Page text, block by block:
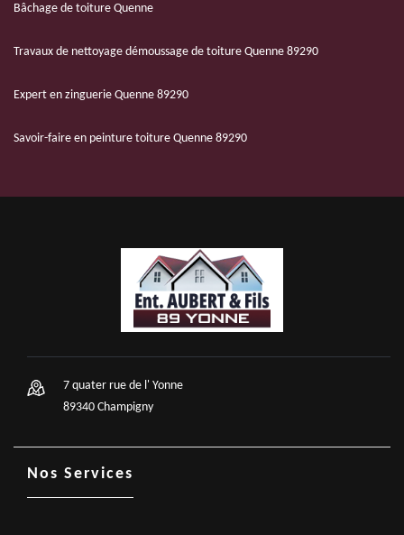
Bâchage de toiture Quenne
Travaux de nettoyage démoussage de toiture Quenne 89290
Expert en zinguerie Quenne 89290
Savoir-faire en peinture toiture Quenne 89290
7 quater rue de l' Yonne
89340 Champigny
Nos Services